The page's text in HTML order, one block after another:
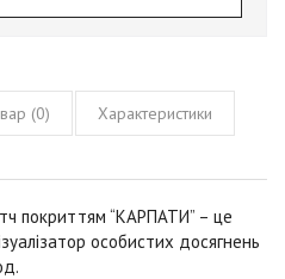
(0) Характеристики
покриттям “КАРПАТИ” – це
особистих досягнень